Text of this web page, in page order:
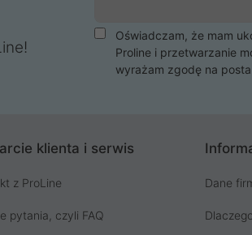
Oświadczam, że mam
Proline i przetwarzanie
wyrażam zgodę na
klienta i serwis
z ProLine
pytania, czyli FAQ
Dane